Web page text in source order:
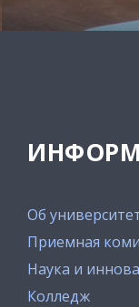
Об
Приемная
Наука и
Колледж